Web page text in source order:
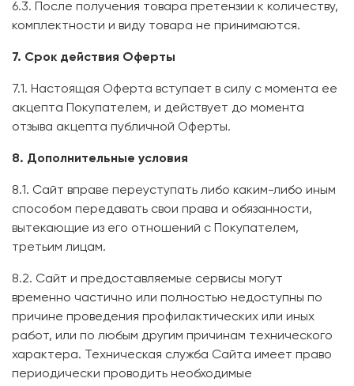
6.3. После получения товара претензии к количеству,
комплектности и виду товара не принимаются.
7. Срок действия Оферты
7.1. Настоящая Оферта вступает в силу с момента ее
акцепта Покупателем, и действует до момента
отзыва акцепта публичной Оферты.
8. Дополнительные условия
8.1. Сайт вправе переуступать либо каким-либо иным
способом передавать свои права и обязанности,
вытекающие из его отношений с Покупателем,
третьим лицам.
8.2. Сайт и предоставляемые сервисы могут
временно частично или полностью недоступны по
причине проведения профилактических или иных
работ, или по любым другим причинам технического
характера. Техническая служба Сайта имеет право
периодически проводить необходимые